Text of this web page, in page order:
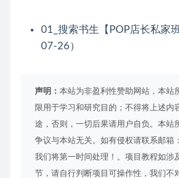
01_搜索书生【POP店长私家
07-26）
声明： 本站为非盈利性赞助网站，本站
限用于学习和研究目的；不得将上述内
途，否则，一切后果请用户自负。本站
争议与本站无关。如有侵权请联系邮箱
我们将第一时间处理！。项目教程如涉
节，请自行判断项目可操作性，我们不